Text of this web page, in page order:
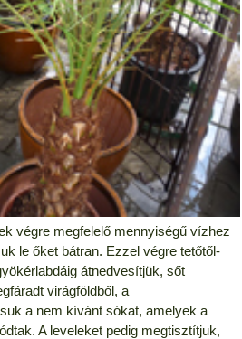
végre megfelelő mennyiségű vízhez
le őket bátran. Ezzel végre tetőtől-
átnedvesítjük, sőt
virágföldből, a
a nem kívánt sókat, amelyek a
A leveleket pedig megtisztítjuk,